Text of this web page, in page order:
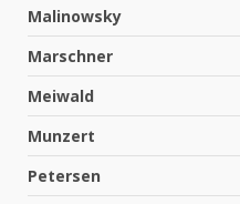
Malinowsky
Marschner
Meiwald
Munzert
Petersen